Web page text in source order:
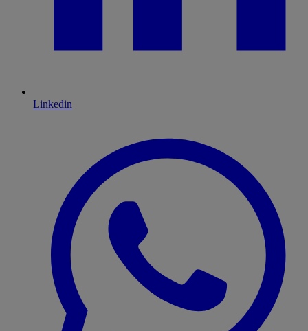
Linkedin